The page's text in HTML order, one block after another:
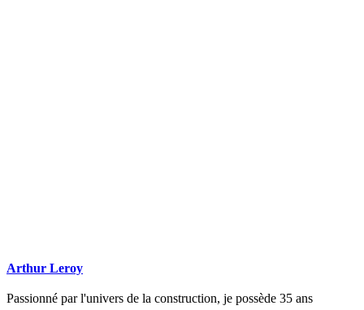
Arthur Leroy
Passionné par l'univers de la construction, je possède 35 ans